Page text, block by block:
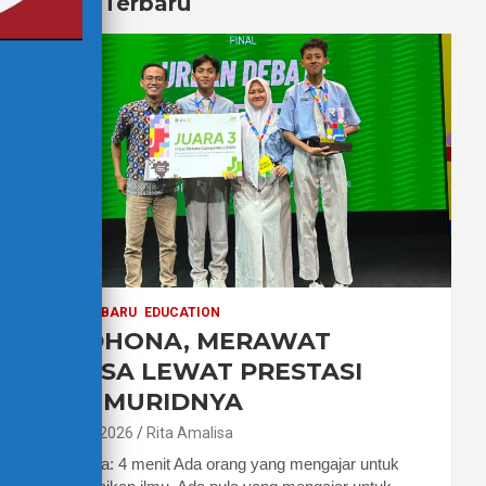
BERITA TERBARU EDUCATION
PAK DHONA, MERAWAT
BAHASA LEWAT PRESTASI
PARA MURIDNYA
7 Agustus 2026 Rita Amalisa
Waktu baca: 4 menit Ada orang yang mengajar untuk